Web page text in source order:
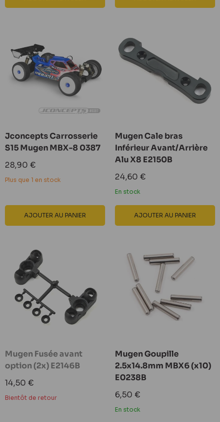
Jconcepts Carrosserie
S15 Mugen MBX-8 0387
Prix
réduit
28,90 €
Plus que 1 en stock
AJOUTER AU PANIER
Mugen Cale bras
Inférieur Avant/Arrière
Alu X8 E2150B
Prix
réduit
24,60 €
En stock
AJOUTER AU PANIER
Mugen Fusée avant
option (2x) E2146B
Prix
réduit
14,50 €
Bientôt de retour
Mugen Goupille
2.5x14.8mm MBX6 (x10)
E0238B
Prix
réduit
6,50 €
En stock